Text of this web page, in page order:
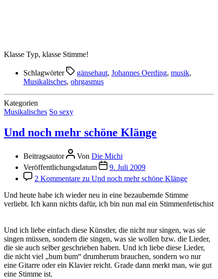
Klasse Typ, klasse Stimme!
Schlagwörter gänsehaut, Johannes Oerding, musik,
Musikalisches, ohrgasmus
Kategorien
Musikalisches So sexy
Und noch mehr schöne Klänge
Beitragsautor Von Die Michi
Veröffentlichungsdatum
9. Juli 2009
2 Kommentare zu Und noch mehr schöne Klänge
Und heute habe ich wieder neu in eine bezaubernde Stimme
verliebt. Ich kann nichts dafür, ich bin nun mal ein Stimmenfetischist
Und ich liebe einfach diese Künstler, die nicht nur singen, was sie
singen müssen, sondern die singen, was sie wollen bzw. die Lieder,
die sie auch selber geschrieben haben. Und ich liebe diese Lieder,
die nicht viel „bum bum“ drumherum brauchen, sondern wo nur
eine Gitarre oder ein Klavier reicht. Grade dann merkt man, wie gut
eine Stimme ist.